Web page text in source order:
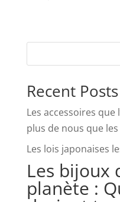
Recent Posts
Les accessoires
plus de nous que
Les lois japonaises
Les bijoux
planète :